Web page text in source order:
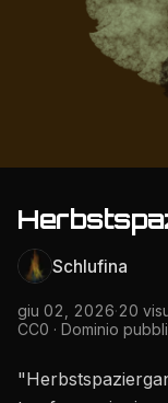
Schlufina
giu 02, 2026·20
CC0 · Dominio